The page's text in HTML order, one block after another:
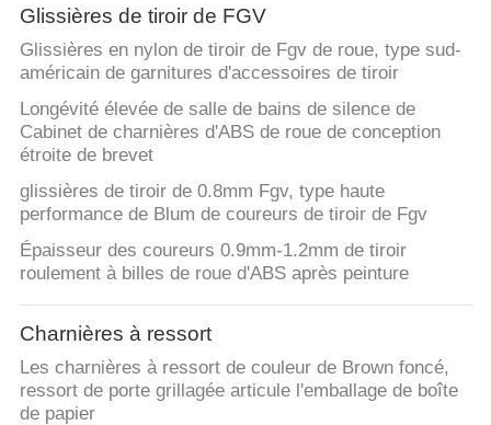
Glissières de tiroir de FGV
Glissières en nylon de tiroir de Fgv de roue, type sud-
américain de garnitures d'accessoires de tiroir
Longévité élevée de salle de bains de silence de
Cabinet de charnières d'ABS de roue de conception
étroite de brevet
glissières de tiroir de 0.8mm Fgv, type haute
performance de Blum de coureurs de tiroir de Fgv
Épaisseur des coureurs 0.9mm-1.2mm de tiroir
roulement à billes de roue d'ABS après peinture
Charnières à ressort
Les charnières à ressort de couleur de Brown foncé,
ressort de porte grillagée articule l'emballage de boîte
de papier